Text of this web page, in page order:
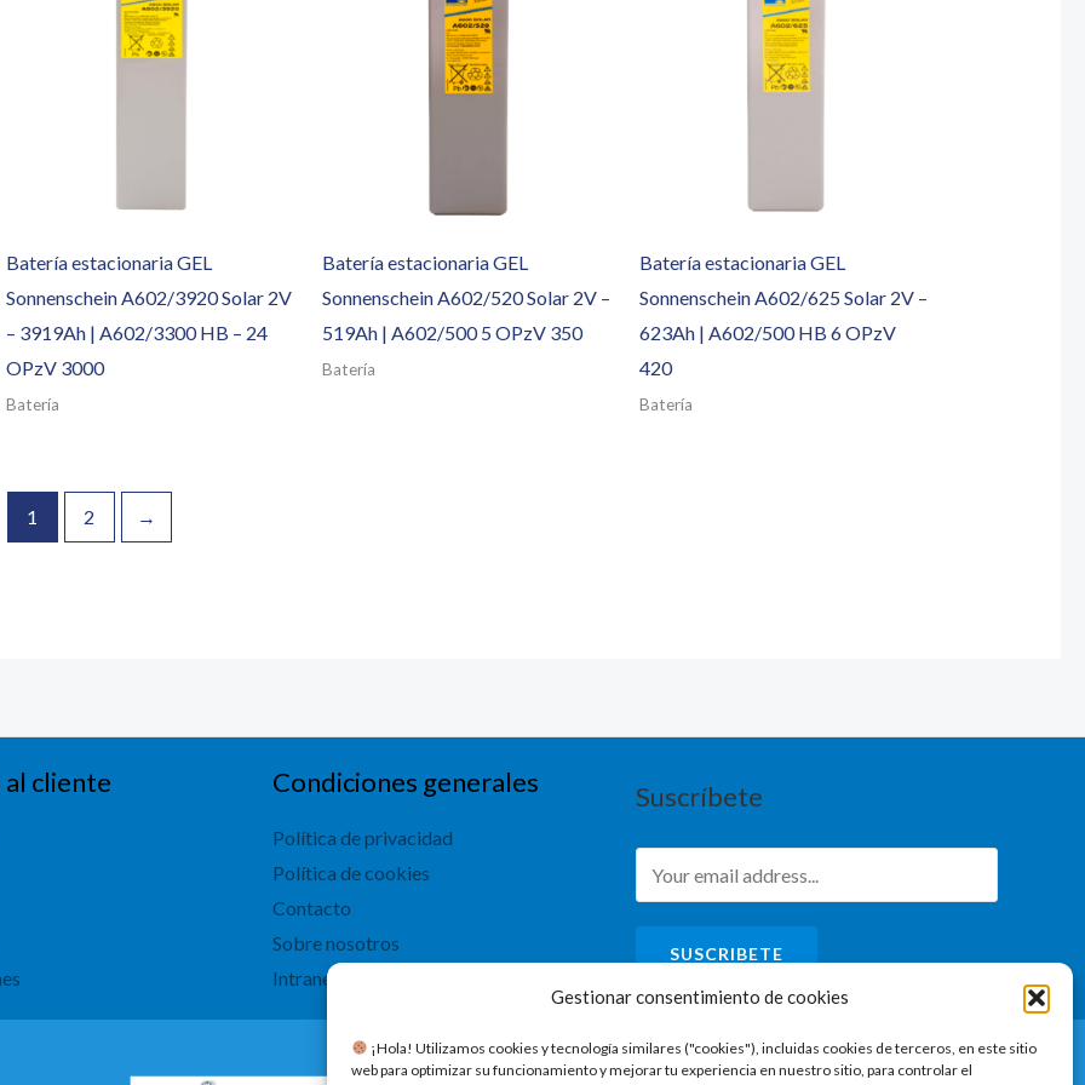
Gestionar consentimiento de cookies
​ ¡Hola! Utilizamos cookies y tecnología similares ("cookies"), incluidas cookies de terceros, en este sitio
web para optimizar su funcionamiento y mejorar tu experiencia en nuestro sitio, para controlar el
Batería estacionaria GEL
Sonnenschein A602/3920 Solar 2V
– 3919Ah | A602/3300 HB – 24
OPzV 3000
Batería
Batería estacionaria GEL
Sonnenschein A602/520 Solar 2V –
519Ah | A602/500 5 OPzV 350
Batería
Batería estacionaria GEL
Sonnenschein A602/625 Solar 2V –
623Ah | A602/500 HB 6 OPzV
420
Batería
1 2 →
cliente Condiciones generales
Política de privacidad
Política de cookies
Contacto
Sobre nosotros
Intranet
Suscríbete
SUSCRIBETE